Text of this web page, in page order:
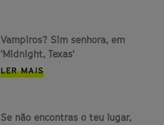
Vampiros? Sim senhora, em
'Midnight, Texas'
LER MAIS
Se não encontras o teu lugar,